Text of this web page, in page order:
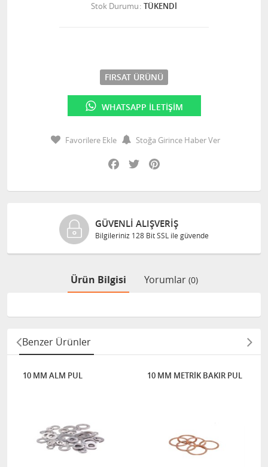
Stok Durumu TÜKENDİ
FIRSAT ÜRÜNÜ
WHATSAPP İLETIŞIM
Favorilere Ekle
Stoğa Girince Haber Ver
Facebook
Twitter
GÜVENLI ALIŞVERIŞ
Bilgileriniz 128 Bit SSL ile güvende
Ürün Bilgisi Yorumlar (0)
Benzer Ürünler
10 MM ALM PUL 10 MM METRİK BAKIR PUL